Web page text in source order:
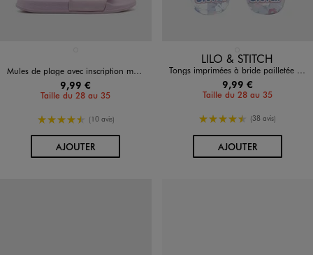
Mules de plage avec inscription multicolore fille
9,99 €
Taille du 28 au 35
4.5/5 de moyenne
(10 avis)
AJOUTERAU PANIER
Disponible en 1 coloris
LILO & STITCH
Tongs imprimées à bride pailletée fille - Stitch
9,99 €
Taille du 28 au 35
4.5/5 de moyenne
(38 avis)
AJOUTERAU PANIER